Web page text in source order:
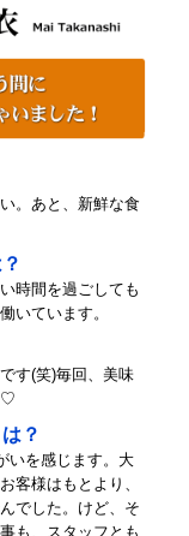
。あと、新鮮な食
時間を過ごしても
いています。
す(笑)毎回、美味
♡
？
いを感じます。大
客様はもとより、
でした。けど、そ
も、スタッフとも